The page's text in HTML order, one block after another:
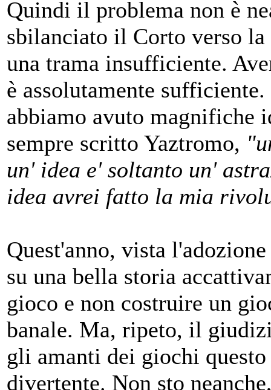
Quindi il problema non è
sbilanciato il Corto verso
una trama insufficiente.
è assolutamente
abbiamo avuto magnifiche
sempre scritto Yaztromo,
un' idea e' soltanto un'
idea avrei fatto la mia
Quest'anno, vista
su una bella storia
gioco e non costruire un
banale. Ma, ripeto, il
gli amanti dei giochi
divertente. Non sto